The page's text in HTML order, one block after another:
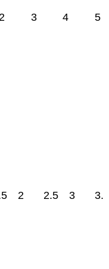
3 4 5
2 2.5 3 3.5